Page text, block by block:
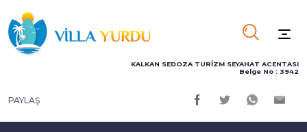
KALKAN SEDOZA TURİZM SEYAHAT ACENTASI
Belge No : 3942
PAYLAŞ